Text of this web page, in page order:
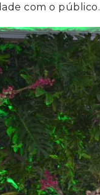
com o público.